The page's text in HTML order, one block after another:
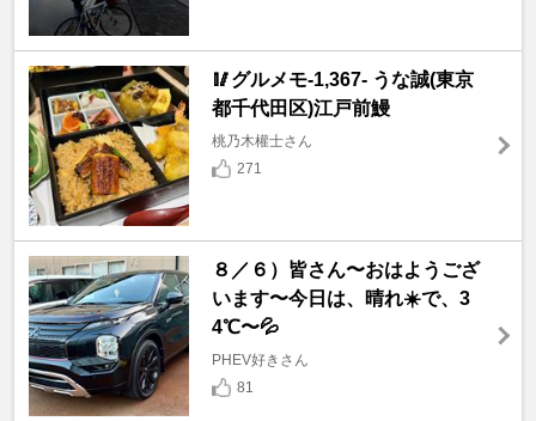
🥢グルメモ-1,367- うな誠(東京
都千代田区)江戸前鰻
桃乃木權士さん
271
８／６）皆さん〜おはようござ
います〜今日は、晴れ☀️で、3
4℃〜💦
PHEV好きさん
81